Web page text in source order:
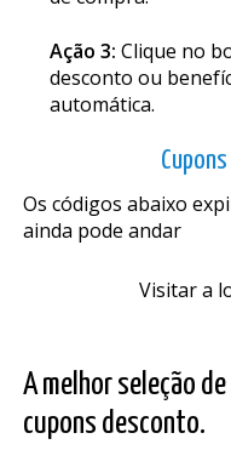
Ação 3: Clique no
desconto ou
automática.
Os códigos abaixo
ainda pode andar
Visitar a
A melhor seleção
cupons desconto.